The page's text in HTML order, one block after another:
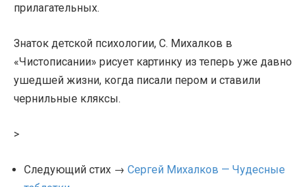
прилагательных.
Знаток детской психологии, С. Михалков в
«Чистописании» рисует картинку из теперь уже давно
ушедшей жизни, когда писали пером и ставили
чернильные кляксы.
>
Следующий стих → Сергей Михалков — Чудесные